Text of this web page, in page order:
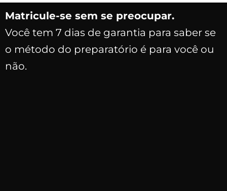
Matricule-se sem se preocupar.
Você tem 7 dias de garantia para saber se
o método do preparatório é para você ou
não.